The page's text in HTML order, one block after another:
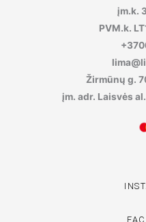
įm.k.
PVM.k.
Žirmūnų g.
įm. adr. Laisvės